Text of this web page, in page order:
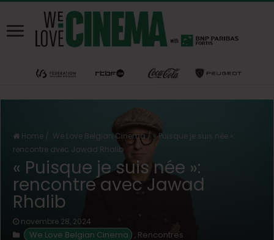
Home / We Love Belgian Cinema / « Puisque je suis née »:
rencontre avec Jawad Rhalib
« Puisque je suis née »:
rencontre avec Jawad
Rhalib
novembre 28, 2024
We Love Belgian Cinema , Rencontres